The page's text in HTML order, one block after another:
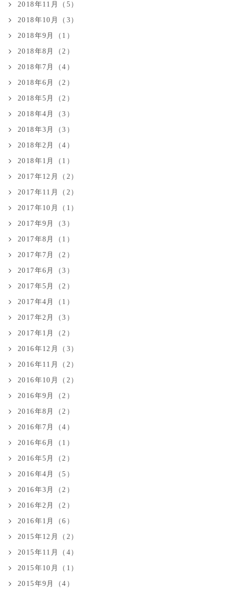
2018年11月（5）
2018年10月（3）
2018年9月（1）
2018年8月（2）
2018年7月（4）
2018年6月（2）
2018年5月（2）
2018年4月（3）
2018年3月（3）
2018年2月（4）
2018年1月（1）
2017年12月（2）
2017年11月（2）
2017年10月（1）
2017年9月（3）
2017年8月（1）
2017年7月（2）
2017年6月（3）
2017年5月（2）
2017年4月（1）
2017年2月（3）
2017年1月（2）
2016年12月（3）
2016年11月（2）
2016年10月（2）
2016年9月（2）
2016年8月（2）
2016年7月（4）
2016年6月（1）
2016年5月（2）
2016年4月（5）
2016年3月（2）
2016年2月（2）
2016年1月（6）
2015年12月（2）
2015年11月（4）
2015年10月（1）
2015年9月（4）